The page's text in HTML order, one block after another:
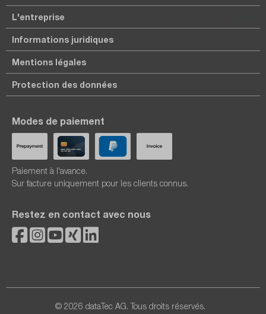
L'entreprise
Informations juridiques
Mentions légales
Protection des données
Modes de paiement
Paiement à l'avance.
Sur facture uniquement pour les clients connus.
Restez en contact avec nous
© 2026 dataTec AG. Tous droits réservés.